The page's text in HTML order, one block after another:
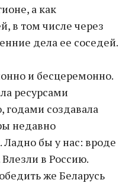
а как
в том числе через
дела ее соседей.
и бесцеремонно.
ресурсами
создавала
недавно
бы у нас: вроде
Влезли в Россию.
же Беларусь